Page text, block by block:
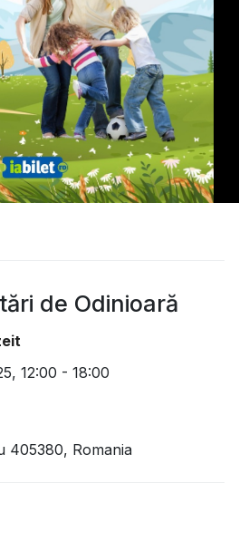
de Odinioară
12:00 - 18:00
405380, Romania